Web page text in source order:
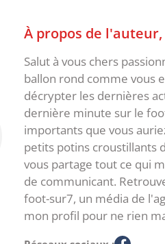
À propos de l'auteur,
Salut à vous chers
ballon rond comme vous
décrypter les dernières
dernière minute sur le
importants que vous
petits potins croustillants
vous partage tout ce qui
de communicant.
foot-sur7, un média de
mon profil pour ne rien